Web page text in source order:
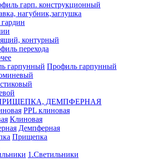
гарп. конструкционный
нагубник,заглушка
контурный
перехода
Профиль гарпунный
ДЕМПФЕРНАЯ
PPL клиновая
Клиновая
Демпферная
Прищепка
1.Светильники